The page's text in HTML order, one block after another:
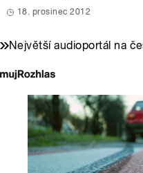
18. prosinec 2012
Největší audioportál na